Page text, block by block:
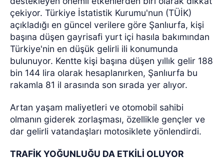
çekiyor. Türkiye İstatistik Kurumu'nun (TÜİK)
açıkladığı en güncel verilere göre Şanlıurfa, kişi
başına düşen gayrisafi yurt içi hasıla bakımından
Türkiye'nin en düşük gelirli ili konumunda
bulunuyor. Kentte kişi başına düşen yıllık gelir 188
bin 144 lira olarak hesaplanırken, Şanlıurfa bu
rakamla 81 il arasında son sırada yer alıyor.
Artan yaşam maliyetleri ve otomobil sahibi
olmanın giderek zorlaşması, özellikle gençler ve
dar gelirli vatandaşları motosiklete yönlendirdi.
TRAFİK YOĞUNLUĞU DA ETKİLİ OLUYOR